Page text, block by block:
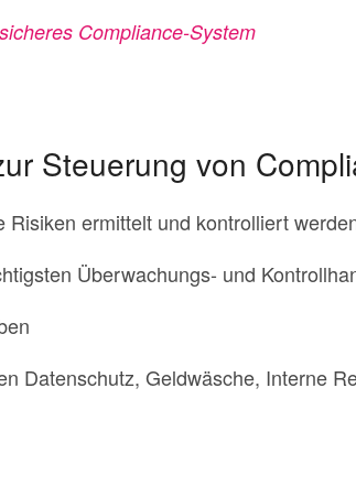
Compliance-System
Steuerung von
ermittelt und kontrolliert
Überwachungs- und
Datenschutz, Geldwäsche, Interne